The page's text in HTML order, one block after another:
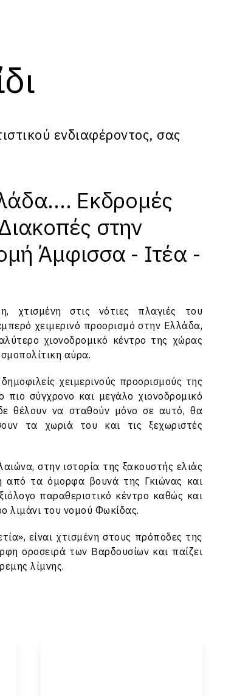
ενδιαφέροντος, σας
Εκδρομές
στην
Άμφισσα - Ιτέα -
χτισμένη στις νότιες πλαγιές του
χειμερινό προορισμό στην Ελλάδα,
χιονοδρομικό κέντρο της χώρας
αύρα.
χειμερινούς προορισμούς της
σύγχρονο και μεγάλο χιονοδρομικό
θέλουν να σταθούν μόνο σε αυτό, θα
τα χωριά του και τις ξεχωριστές
στην ιστορία της ξακουστής ελιάς
από τα όμορφα βουνά της Γκιώνας και
παραθεριστικό κέντρο καθώς και
λιμάνι του νομού Φωκίδας.
είναι χτισμένη στους πρόποδες της
οροσειρά των Βαρδουσίων και παίζει
λίμνης.